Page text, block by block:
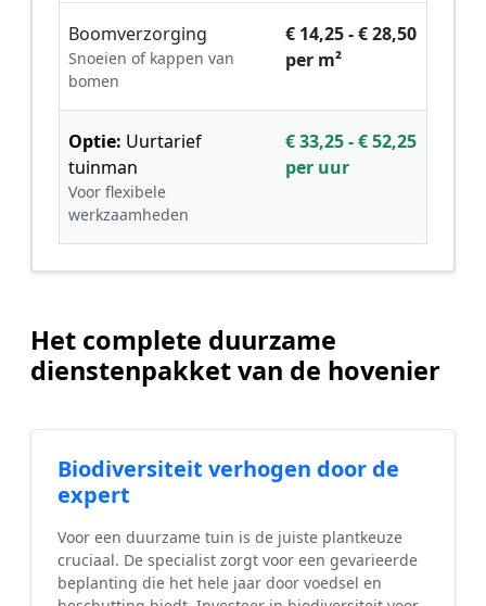
Boomverzorging
Snoeien of kappen van
bomen
€ 14,25 - € 28,50
per m²
Optie: Uurtarief
tuinman
Voor flexibele
werkzaamheden
€ 33,25 - € 52,25
per uur
Het complete duurzame
dienstenpakket van de hovenier
Biodiversiteit verhogen door de
expert
Voor een duurzame tuin is de juiste plantkeuze
cruciaal. De specialist zorgt voor een gevarieerde
beplanting die het hele jaar door voedsel en